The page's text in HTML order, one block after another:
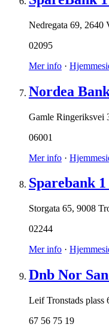
Nedregata 69, 2640
02095
Mer info ·
Nordea
Gamle Ringeriksvei
06001
Mer info ·
Sparebank
Storgata 65, 9008
02244
Mer info ·
Dnb Nor
Leif Tronstads plass
67 56 75 19